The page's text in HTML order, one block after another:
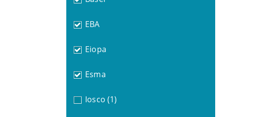
EBA
Eiopa
Esma
Iosco (1)